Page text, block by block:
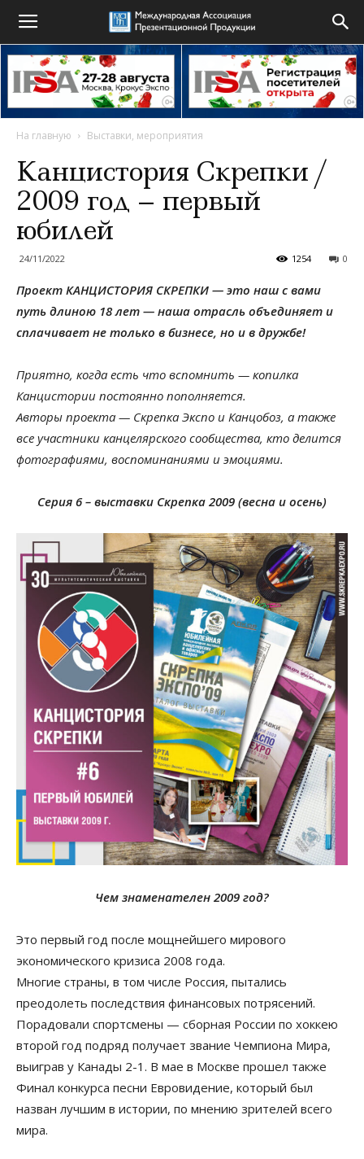
На главную Выставки, мероприятия
Канцистория Скрепки /
2009 год – первый
юбилей
24/11/2022 0
1254
Проект КАНЦИСТОРИЯ СКРЕПКИ — это наш с вами
путь длиною 18 лет — наша отрасль объединяет и
сплачивает не только в бизнесе, но и в дружбе!
Приятно, когда есть что вспомнить — копилка
Канцистории постоянно пополняется.
Авторы проекта — Скрепка Экспо и Канцобоз, а также
все участники канцелярского сообщества, кто делится
фотографиями, воспоминаниями и эмоциями.
Серия 6 – выставки Скрепка 2009 (весна и осень)
Чем знаменателен 2009 год?
Это первый год после мощнейшего мирового
экономического кризиса 2008 года.
Многие страны, в том числе Россия, пытались
преодолеть последствия финансовых потрясений.
Порадовали спортсмены — сборная России по хоккею
второй год подряд получает звание Чемпиона Мира,
выиграв у Канады 2-1. В мае в Москве прошел также
Финал конкурса песни Евровидение, который был
назван лучшим в истории, по мнению зрителей всего
мира.